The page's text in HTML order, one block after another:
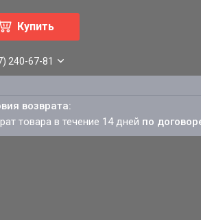
Купить
240-67-81
товара в течение 14 дней по